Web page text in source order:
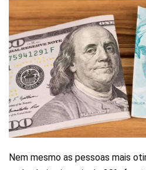
Nem mesmo as pessoas mais